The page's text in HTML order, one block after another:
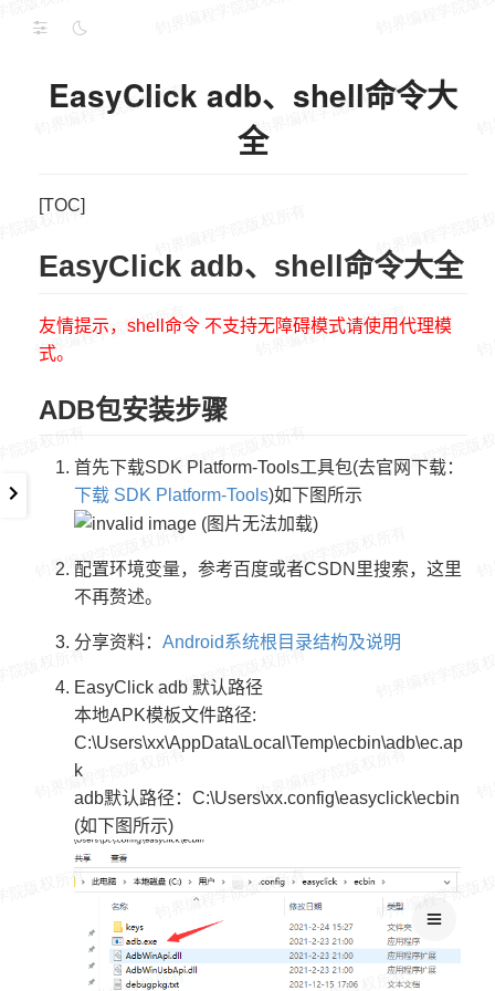
EasyClick adb、shell命令大
全
[TOC]
EasyClick adb、shell命令大全
友情提示，shell命令 不支持无障碍模式请使用代理模
式。
ADB包安装步骤
首先下载SDK Platform-Tools工具包(去官网下载：
下载 SDK Platform-Tools)如下图所示
配置环境变量，参考百度或者CSDN里搜索，这里
不再赘述。
分享资料： Android系统根目录结构及说明
EasyClick adb 默认路径
本地APK模板文件路径:
C:\Users\xx\AppData\Local\Temp\ecbin\adb\ec.ap
k
adb默认路径：C:\Users\xx.config\easyclick\ecbin
(如下图所示)